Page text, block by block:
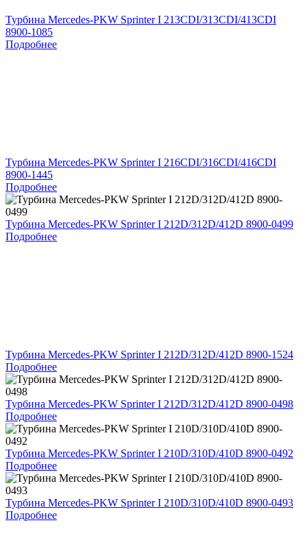
Турбина Mercedes-PKW Sprinter I 213CDI/313CDI/413CDI
8900-1085
Подробнее
Турбина Mercedes-PKW Sprinter I 216CDI/316CDI/416CDI
8900-1445
Подробнее
Турбина Mercedes-PKW Sprinter I 212D/312D/412D 8900-0499
Подробнее
Турбина Mercedes-PKW Sprinter I 212D/312D/412D 8900-1524
Подробнее
Турбина Mercedes-PKW Sprinter I 212D/312D/412D 8900-0498
Подробнее
Турбина Mercedes-PKW Sprinter I 210D/310D/410D 8900-0492
Подробнее
Турбина Mercedes-PKW Sprinter I 210D/310D/410D 8900-0493
Подробнее